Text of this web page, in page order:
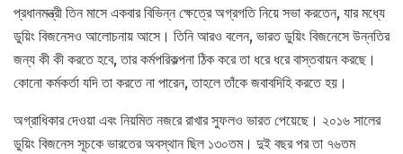
প্রধানমন্ত্রী তিন মাসে একবার বিভিন্ন ক্ষেত্রে অগ্রগতি নিয়ে সভা করতেন, যার মধ্যে
ডুয়িং বিজনেসও আলোচনায় আসে। তিনি আরও বলেন, ভারত ডুয়িং বিজনেসে উন্নতির
জন্য কী কী করতে হবে, তার কর্মপরিকল্পনা ঠিক করে তা ধরে ধরে বাস্তবায়ন করছে।
কোনো কর্মকর্তা যদি তা করতে না পারেন, তাহলে তাঁকে জবাবদিহি করতে হয়।
অগ্রাধিকার দেওয়া এবং নিয়মিত নজরে রাখার সুফলও ভারত পেয়েছে। ২০১৬ সালের
ডুয়িং বিজনেস সূচকে ভারতের অবস্থান ছিল ১৩০তম। দুই বছর পর তা ৭৬তম